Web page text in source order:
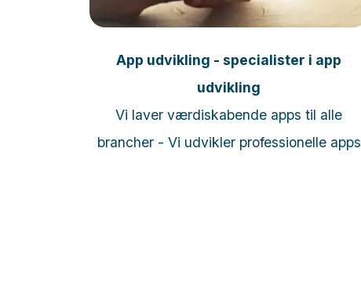
Læs mere
App udvikling - specialister i app
udvikling
Vi laver værdiskabende apps til alle
brancher - Vi udvikler professionelle apps